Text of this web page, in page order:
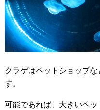
クラゲはペットショップ
す。
可能であれば、大きいペ